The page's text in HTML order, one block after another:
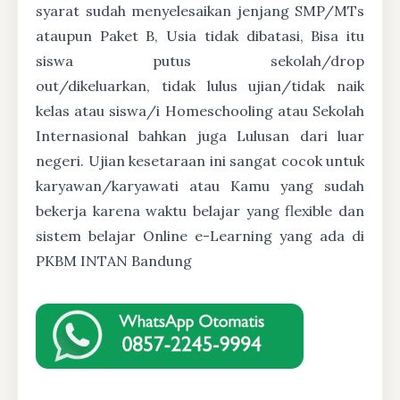
syarat sudah menyelesaikan jenjang SMP/MTs
ataupun Paket B, Usia tidak dibatasi, Bisa itu
siswa putus sekolah/drop
out/dikeluarkan, tidak lulus ujian/tidak naik
kelas atau siswa/i Homeschooling atau Sekolah
Internasional bahkan juga Lulusan dari luar
negeri. Ujian kesetaraan ini sangat cocok untuk
karyawan/karyawati atau Kamu yang sudah
bekerja karena waktu belajar yang flexible dan
sistem belajar Online e-Learning yang ada di
PKBM INTAN Bandung